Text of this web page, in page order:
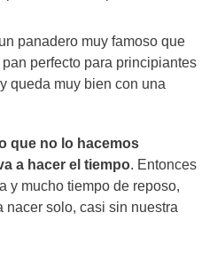
panadero muy famoso que
pan perfecto para principiantes
queda muy bien con una
que no lo hacemos
a hacer el tiempo. Entonces
y mucho tiempo de reposo,
nacer solo, casi sin nuestra